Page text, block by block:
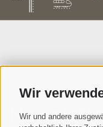
Wir
Wir und andere